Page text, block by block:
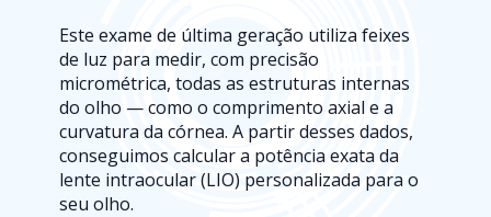
Este exame de última geração utiliza feixes
de luz para medir, com precisão
micrométrica, todas as estruturas internas
do olho — como o comprimento axial e a
curvatura da córnea. A partir desses dados,
conseguimos calcular a potência exata da
lente intraocular (LIO) personalizada para o
seu olho.